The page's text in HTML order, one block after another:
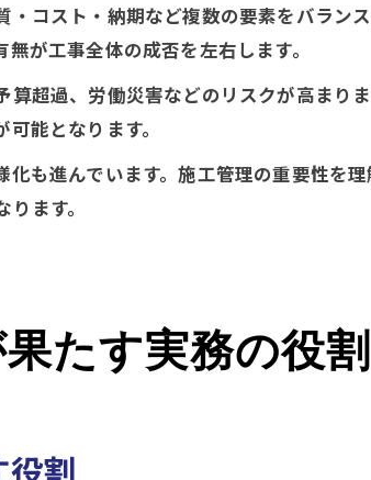
コスト・納期など複数の要素をバラン
が工事全体の成否を左右します。
超過、労働災害などのリスクが高まり
能となります。
も進んでいます。施工管理の重要性を
ます。
たす実務の役割
割